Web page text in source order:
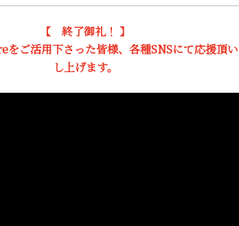
【 終了御礼！ 】
ご活用下さった皆様、各種SNSにて応援頂
し上げます。